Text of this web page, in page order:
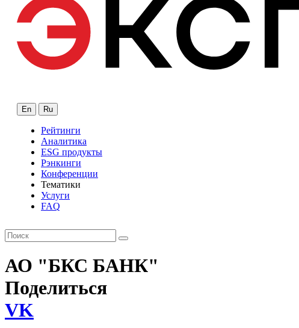
En Ru
Рейтинги
Аналитика
ESG продукты
Рэнкинги
Конференции
Тематики
Услуги
FAQ
АО "БКС БАНК"
Поделиться
VK